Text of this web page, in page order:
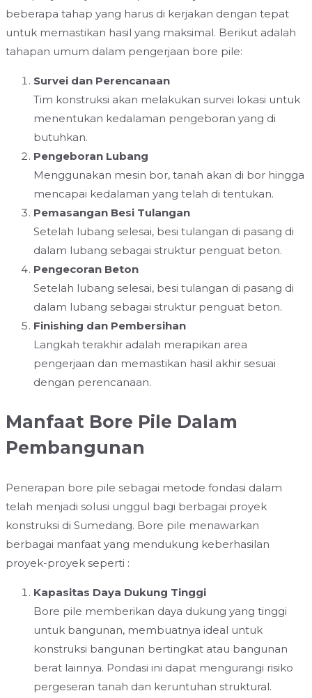
beberapa tahap yang harus di kerjakan dengan tepat
untuk memastikan hasil yang maksimal. Berikut adalah
tahapan umum dalam pengerjaan bore pile:
Survei dan Perencanaan
Tim konstruksi akan melakukan survei lokasi untuk
menentukan kedalaman pengeboran yang di
butuhkan.
Pengeboran Lubang
Menggunakan mesin bor, tanah akan di bor hingga
mencapai kedalaman yang telah di tentukan.
Pemasangan Besi Tulangan
Setelah lubang selesai, besi tulangan di pasang di
dalam lubang sebagai struktur penguat beton.
Pengecoran Beton
Setelah lubang selesai, besi tulangan di pasang di
dalam lubang sebagai struktur penguat beton.
Finishing dan Pembersihan
Langkah terakhir adalah merapikan area
pengerjaan dan memastikan hasil akhir sesuai
dengan perencanaan.
Manfaat Bore Pile Dalam
Pembangunan
Penerapan bore pile sebagai metode fondasi dalam
telah menjadi solusi unggul bagi berbagai proyek
konstruksi di Sumedang. Bore pile menawarkan
berbagai manfaat yang mendukung keberhasilan
proyek-proyek seperti :
Kapasitas Daya Dukung Tinggi
Bore pile memberikan daya dukung yang tinggi
untuk bangunan, membuatnya ideal untuk
konstruksi bangunan bertingkat atau bangunan
berat lainnya. Pondasi ini dapat mengurangi risiko
pergeseran tanah dan keruntuhan struktural.